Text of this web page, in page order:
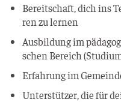
Bereit­schaft, dich ins
ren zu lernen
Aus­bil­dung im
schen Bereich
Erfah­rung im
Unter­stüt­zer, die für